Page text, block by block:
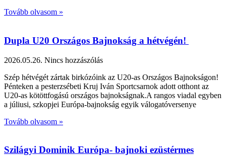
Tovább olvasom »
Dupla U20 Országos Bajnokság a hétvégén!
2026.05.26. Nincs hozzászólás
Szép hétvégét zártak birkózóink az U20-as Országos Bajnokságon!
Pénteken a pesterzsébeti Kruj Iván Sportcsarnok adott otthont az
U20-as kötöttfogású országos bajnokságnak.A rangos viadal egyben
a júliusi, szkopjei Európa-bajnokság egyik válogatóversenye
Tovább olvasom »
Szilágyi Dominik Európa- bajnoki ezüstérmes